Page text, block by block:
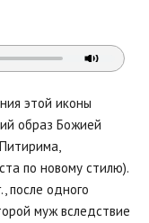
этой иконы
образ Божией
по новому стилю).
после одного
муж вследствие